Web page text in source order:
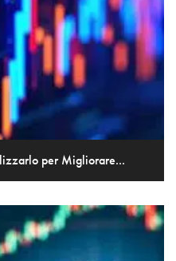
per Migliorare...